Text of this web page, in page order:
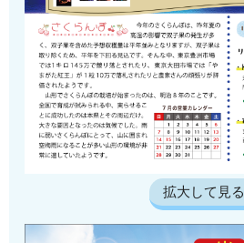
拡大して見る